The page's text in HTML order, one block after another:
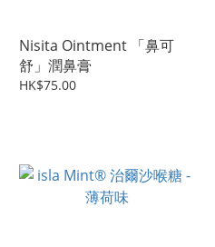
Nisita Ointment 「鼻可
舒」潤鼻膏
HK$75.00